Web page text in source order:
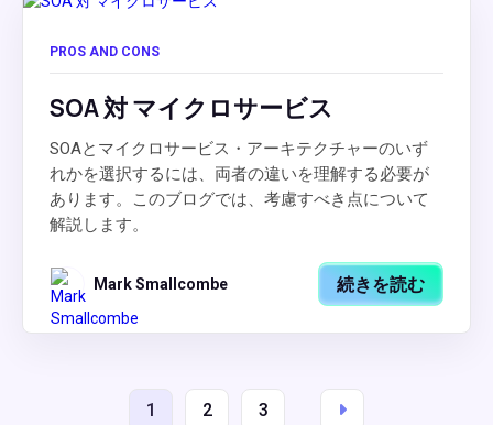
PROS AND CONS
SOA 対 マイクロサービス
SOAとマイクロサービス・アーキテクチャーのいず
れかを選択するには、両者の違いを理解する必要が
あります。このブログでは、考慮すべき点について
解説します。
Mark Smallcombe 続きを読む
1 2 3